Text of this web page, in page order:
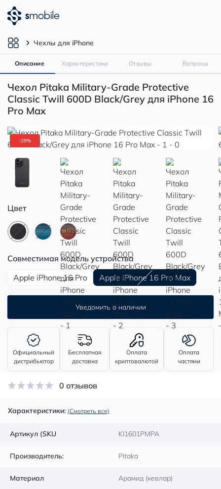
Чехлы для iPhone
Описание Характеристики Отзывы Вопросы
Чехол Pitaka Military-Grade Protective
Classic Twill 600D Black/Grey для iPhone 16
Pro Max
-29%
Цвет
Совместимая модель устройства
Apple iPhone 16 Pro
Apple iPhone 16 Pro Max
Уведомить о наличии
Официальный
дистрибьютор
Бесплатная
доставка
Оплата
криптовалютой
Оплата
частями
0 отзывов
Характеристики: (Смотреть все)
Артикул (SKU KI1601PMPA
Производитель: Pitaka
Материал Арамид (кевлар)